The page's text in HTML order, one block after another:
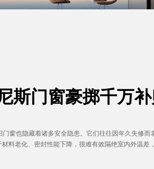
斯门窗豪掷千万
也隐藏着诸多安全隐患。它们往往因年久失修而
料老化、密封性能下降，很难有效隔绝室内外温差